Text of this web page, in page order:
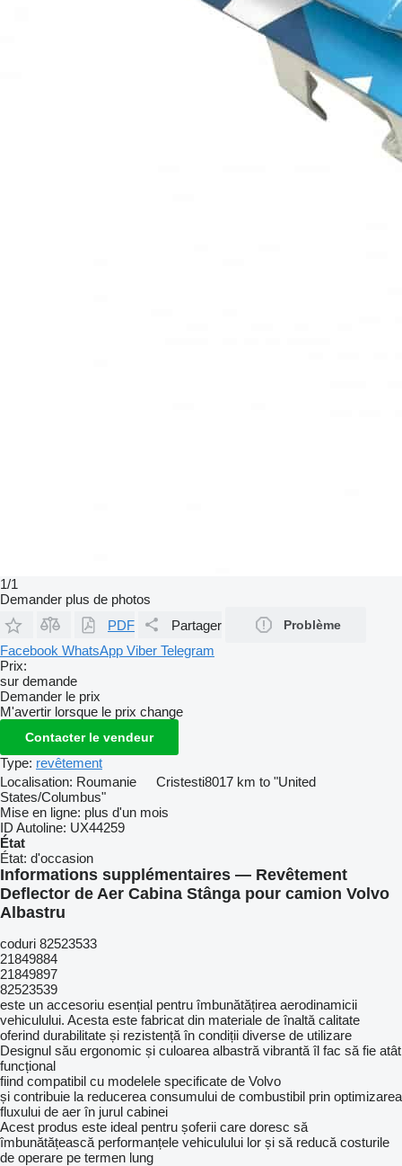
1/1
Demander plus de photos
PDF
Partager Problème
Facebook WhatsApp Viber Telegram
Prix:
sur demande
Demander le prix
M'avertir lorsque le prix change
Contacter le vendeur
Type: revêtement
Localisation: Roumanie Cristesti8017 km to "United
States/Columbus"
Mise en ligne: plus d'un mois
ID Autoline: UX44259
État
État: d'occasion
Informations supplémentaires — Revêtement
Deflector de Aer Cabina Stânga pour camion Volvo
Albastru
coduri 82523533
21849884
21849897
82523539
este un accesoriu esențial pentru îmbunătățirea aerodinamicii
vehiculului. Acesta este fabricat din materiale de înaltă calitate
oferind durabilitate și rezistență în condiții diverse de utilizare
Designul său ergonomic și culoarea albastră vibrantă îl fac să fie atât
funcțional
fiind compatibil cu modelele specificate de Volvo
și contribuie la reducerea consumului de combustibil prin optimizarea
fluxului de aer în jurul cabinei
Acest produs este ideal pentru șoferii care doresc să
îmbunătățească performanțele vehiculului lor și să reducă costurile
de operare pe termen lung